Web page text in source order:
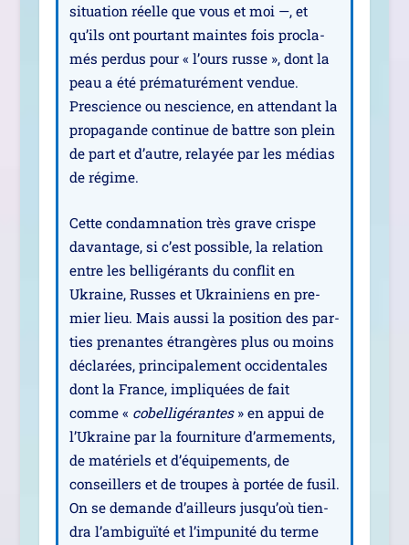
situa­tion réelle que vous et moi —, et
qu’ils ont pour­tant maintes fois pro­cla­
més per­dus pour « l’ours russe », dont la
peau a été pré­ma­tu­ré­ment ven­due.
Prescience ou nes­cience, en atten­dant la
pro­pa­gande conti­nue de battre son plein
de part et d’autre, relayée par les médias
de régime.
Cette condam­na­tion très grave crispe
davan­tage, si c’est pos­sible, la rela­tion
entre les bel­li­gé­rants du conflit en
Ukraine, Russes et Ukrainiens en pre­
mier lieu. Mais aus­si la posi­tion des par­
ties pre­nantes étran­gères plus ou moins
décla­rées, prin­ci­pa­le­ment occi­den­tales
dont la France, impli­quées de fait
comme « cobel­li­gé­rantes» en appui de
l’Ukraine par la four­ni­ture d’armements,
de maté­riels et d’équipements, de
conseillers et de troupes à por­tée de fusil.
On se demande d’ailleurs jusqu’où tien­
dra l’ambiguïté et l’impunité du terme